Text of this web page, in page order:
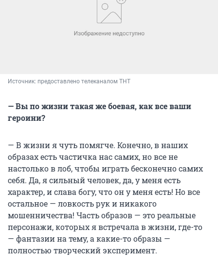
Источник: предоставлено телеканалом ТНТ
— Вы по жизни такая же боевая, как все ваши
героини?
— В жизни я чуть помягче. Конечно, в наших
образах есть частичка нас самих, но все не
настолько в лоб, чтобы играть бесконечно самих
себя. Да, я сильный человек, да, у меня есть
характер, и слава богу, что он у меня есть! Но все
остальное — ловкость рук и никакого
мошенничества! Часть образов — это реальные
персонажи, которых я встречала в жизни, где-то
— фантазии на тему, а какие-то образы —
полностью творческий эксперимент.